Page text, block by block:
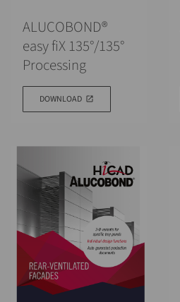
ALUCOBOND®
easy fiX 135°/135°
Processing
DOWNLOAD